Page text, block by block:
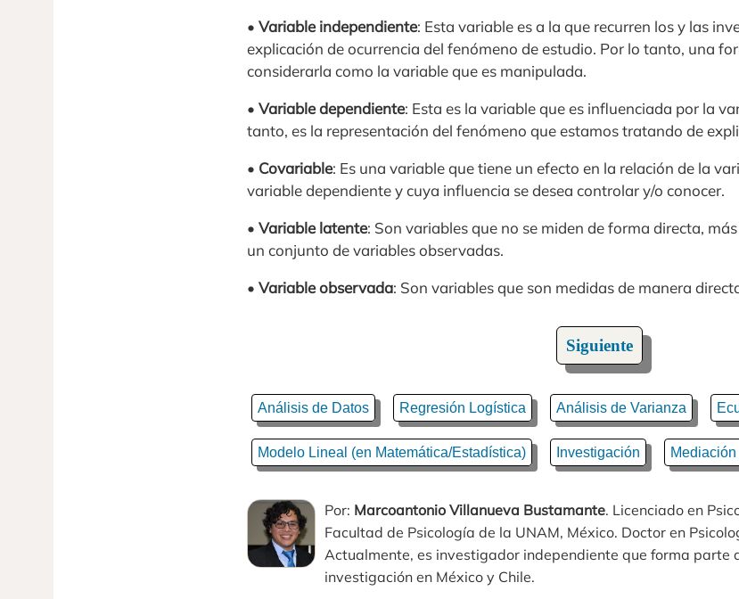
• Variable independiente: Esta variable es a la que recurren los y las
explicación de ocurrencia del fenómeno de estudio. Por lo tanto, una
considerarla como la variable que es manipulada.
• Variable dependiente: Esta es la variable que es influenciada por la
tanto, es la representación del fenómeno que estamos tratando de
• Covariable: Es una variable que tiene un efecto en la relación de la
variable dependiente y cuya influencia se desea controlar y/o conocer.
• Variable latente: Son variables que no se miden de forma directa,
un conjunto de variables observadas.
• Variable observada: Son variables que son medidas de manera
Siguiente
Análisis de Datos Regresión Logística Análisis de Varianza
Modelo Lineal (en Matemática/Estadística) Investigación
Por: Marcoantonio Villanueva Bustamante. Licenciado en
Facultad de Psicología de la UNAM, México. Doctor en
Actualmente, es investigador independiente que forma parte
investigación en México y Chile.